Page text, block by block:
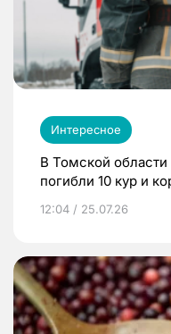
Интересное
В Томской области
погибли 10 кур и
12:04 / 25.07.26